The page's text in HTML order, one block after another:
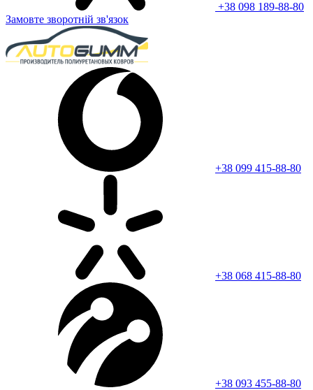
+38 098 189-88-80
Замовте зворотній зв'язок
+38 099 415-88-80
+38 068 415-88-80
+38 093 455-88-80